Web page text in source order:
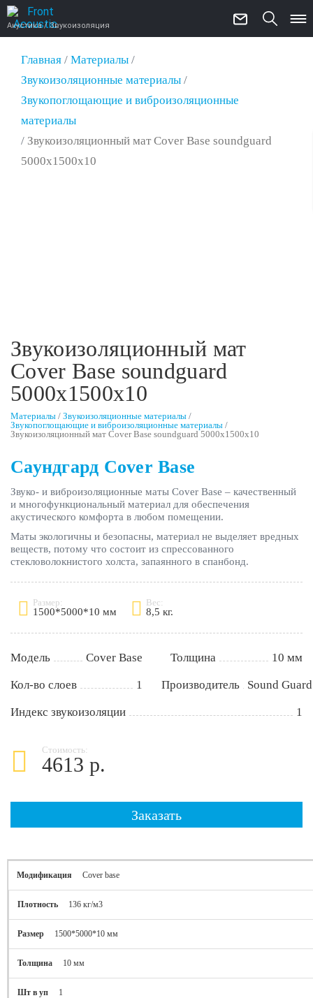
Акустика / Звукоизоляция
Главная / Материалы /
Звукоизоляционные материалы /
Звукопоглощающие и виброизоляционные
материалы
/ Звукоизоляционный мат Cover Base soundguard
5000х1500х10
Звукоизоляционный мат
Cover Base soundguard
5000х1500х10
Материалы / Звукоизоляционные материалы /
Звукопоглощающие и виброизоляционные материалы /
Звукоизоляционный мат Cover Base soundguard 5000х1500х10
Саундгард Cover Base
Звуко- и виброизоляционные маты Cover Base – качественный
и многофункциональный материал для обеспечения
акустического комфорта в любом помещении.
Маты экологичны и безопасны, материал не выделяет вредных
веществ, потому что состоит из спрессованного
стекловолокнистого холста, запаянного в спанбонд.
Размер:
1500*5000*10 мм
Вес:
8,5 кг.
Модель Cover Base Толщина 10 мм
Кол-во слоев 1 Производитель Sound Guard
Индекс звукоизоляции 1
Стоимость:
4613 р.
Заказать
Cover base
136 кг/м3
1500*5000*10 мм
10 мм
1